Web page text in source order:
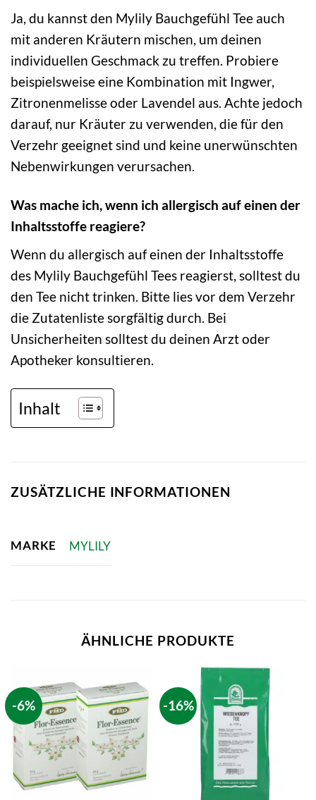
Ja, du kannst den Mylily Bauchgefühl Tee auch
mit anderen Kräutern mischen, um deinen
individuellen Geschmack zu treffen. Probiere
beispielsweise eine Kombination mit Ingwer,
Zitronenmelisse oder Lavendel aus. Achte jedoch
darauf, nur Kräuter zu verwenden, die für den
Verzehr geeignet sind und keine unerwünschten
Nebenwirkungen verursachen.
Was mache ich, wenn ich allergisch auf einen der
Inhaltsstoffe reagiere?
Wenn du allergisch auf einen der Inhaltsstoffe
des Mylily Bauchgefühl Tees reagierst, solltest du
den Tee nicht trinken. Bitte lies vor dem Verzehr
die Zutatenliste sorgfältig durch. Bei
Unsicherheiten solltest du deinen Arzt oder
Apotheker konsultieren.
Inhalt
ZUSÄTZLICHE INFORMATIONEN
MARKE MYLILY
ÄHNLICHE PRODUKTE
-6% -16%